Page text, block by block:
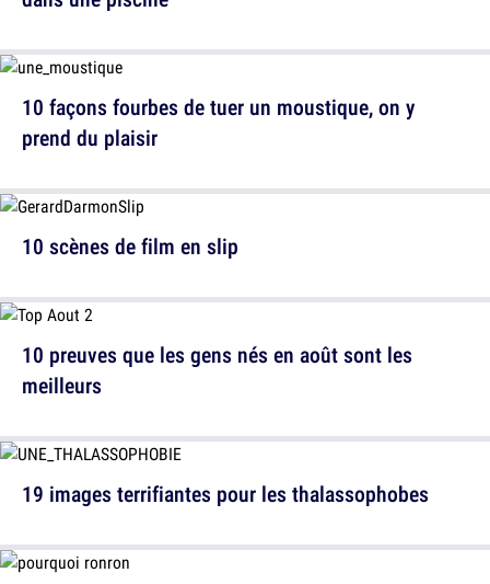
10 façons fourbes de tuer un moustique, on y
prend du plaisir
10 preuves que les gens nés en août sont les
meilleurs
10 scènes de film en slip
19 images terrifiantes pour les thalassophobes